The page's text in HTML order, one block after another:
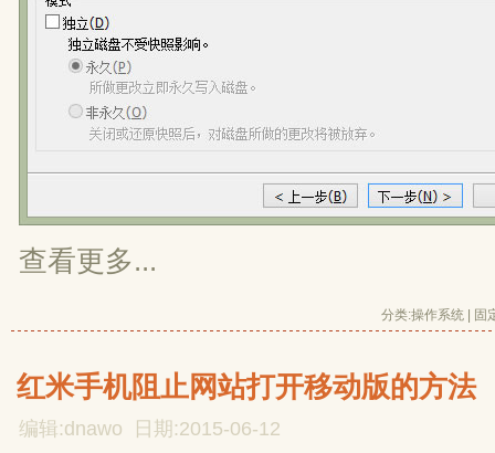
查看更多...
分类:操作系统 固
红米手机阻止网站打开移动版的方法
编辑:dnawo 日期:2015-06-12